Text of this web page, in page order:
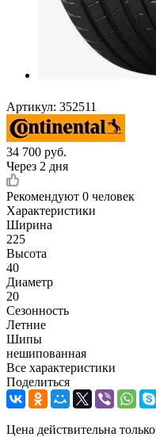
Артикул: 352511
34 700 руб.
Через 2 дня
Рекомендуют 0 человек
Характеристики
Ширина
225
Высота
40
Диаметр
20
Сезонность
Летние
Шипы
нешипованная
Все характеристики
Поделиться
Цена действительна